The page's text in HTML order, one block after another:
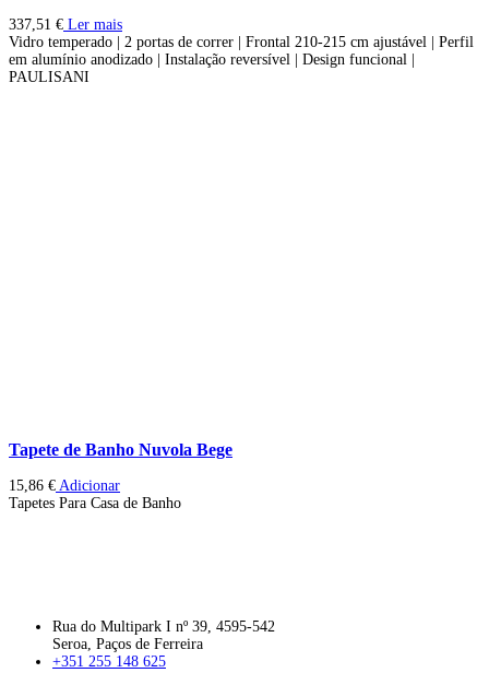
337,51 € Ler mais
Vidro temperado | 2 portas de correr | Frontal 210-215 cm ajustável | Perfil
em alumínio anodizado | Instalação reversível | Design funcional |
PAULISANI
Tapete de Banho Nuvola Bege
15,86 € Adicionar
Tapetes Para Casa de Banho
Rua do Multipark I nº 39, 4595-542
Seroa, Paços de Ferreira
+351 255 148 625